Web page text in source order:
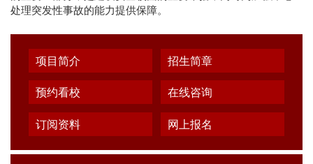
处理突发性事故的能力提供保障。
项目简介
招生简章
预约看校
在线咨询
订阅资料
网上报名